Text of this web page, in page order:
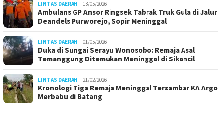
LINTAS DAERAH 13/05/2026
Ambulans GP Ansor Ringsek Tabrak Truk Gula di Jalur
Deandels Purworejo, Sopir Meninggal
LINTAS DAERAH 01/05/2026
Duka di Sungai Serayu Wonosobo: Remaja Asal
Temanggung Ditemukan Meninggal di Sikancil
LINTAS DAERAH 21/02/2026
Kronologi Tiga Remaja Meninggal Tersambar KA Argo
Merbabu di Batang